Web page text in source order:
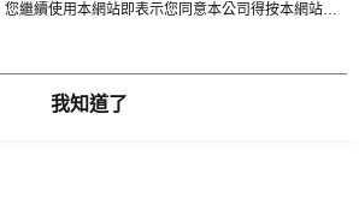
您繼續使用本網站即表示您同意本公司得按本網站使
。
我知道了